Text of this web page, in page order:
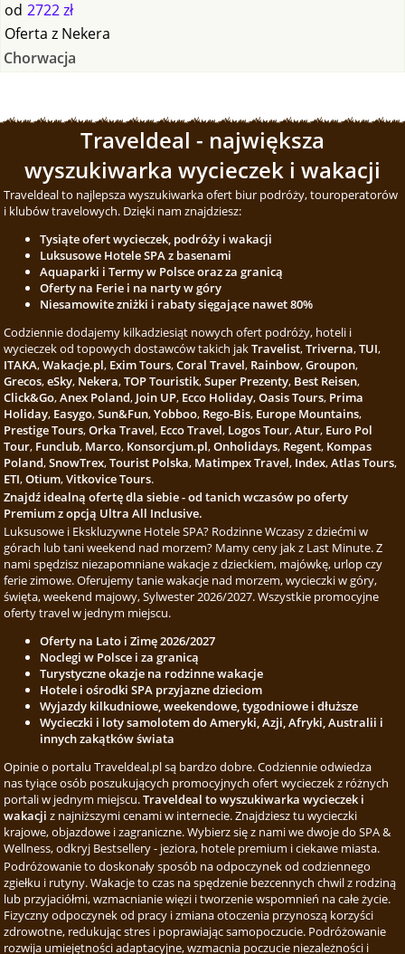
od 2722 zł
Oferta z Nekera
Chorwacja
Traveldeal - największa
wyszukiwarka wycieczek i wakacji
Traveldeal to najlepsza wyszukiwarka ofert biur podróży, touroperatorów
i klubów travelowych. Dzięki nam znajdziesz:
Tysiąte ofert wycieczek, podróży i wakacji
Luksusowe Hotele SPA z basenami
Aquaparki i Termy w Polsce oraz za granicą
Oferty na Ferie i na narty w góry
Niesamowite zniżki i rabaty sięgające nawet 80%
Codziennie dodajemy kilkadziesiąt nowych ofert podróży, hoteli i
wycieczek od topowych dostawców takich jakTravelist,Triverna,TUI,
ITAKA,Wakacje.pl, Exim Tours,Coral Travel, Rainbow,Groupon,
Grecos,eSky, Nekera,TOP Touristik,Super Prezenty, Best Reisen,
Click&Go,Anex Poland, Join UP, Ecco Holiday,Oasis Tours, Prima
Holiday, Easygo,Sun&Fun,Yobboo, Rego-Bis, Europe Mountains,
Prestige Tours,Orka Travel, Ecco Travel, Logos Tour,Atur, Euro Pol
Tour, Funclub, Marco, Konsorcjum.pl,Onholidays, Regent, Kompas
Poland,SnowTrex,Tourist Polska, Matimpex Travel, Index,Atlas Tours,
ETI,Otium,Vitkovice Tours.
Znajdź idealną ofertę dla siebie - od tanich wczasów po oferty
Premium z opcją Ultra All Inclusive.
Luksusowe i Ekskluzywne Hotele SPA? Rodzinne Wczasy z dziećmi w
górach lub tani weekend nad morzem? Mamy ceny jak z Last Minute. Z
nami spędzisz niezapomniane wakacje z dzieckiem, majówkę, urlop czy
ferie zimowe. Oferujemy tanie wakacje nad morzem, wycieczki w góry,
święta, weekend majowy, Sylwester 2026/2027. Wszystkie promocyjne
oferty travel w jednym miejscu.
Oferty na Lato i Zimę 2026/2027
Noclegi w Polsce i za granicą
Turystyczne okazje na rodzinne wakacje
Hotele i ośrodki SPA przyjazne dzieciom
Wyjazdy kilkudniowe, weekendowe, tygodniowe i dłuższe
Wycieczki i loty samolotem do Ameryki, Azji, Afryki, Australii i
innych zakątków świata
Opinie o portalu Traveldeal.pl są bardzo dobre. Codziennie odwiedza
nas tyiące osób poszukujących promocyjnych ofert wycieczek z różnych
portali w jednym miejscu.Traveldeal to wyszukiwarka wycieczek i
wakacji z najniższymi cenami w internecie. Znajdziesz tu wycieczki
krajowe, objazdowe i zagraniczne. Wybierz się z nami we dwoje do SPA &
Wellness, odkryj Bestsellery - jeziora, hotele premium i ciekawe miasta.
Podróżowanie to doskonały sposób na odpoczynek od codziennego
zgiełku i rutyny. Wakacje to czas na spędzenie bezcennych chwil z rodziną
lub przyjaciółmi, wzmacnianie więzi i tworzenie wspomnień na całe życie.
Fizyczny odpoczynek od pracy i zmiana otoczenia przynoszą korzyści
zdrowotne, redukując stres i poprawiając samopoczucie. Podróżowanie
rozwija umiejętności adaptacyjne, wzmacnia poczucie niezależności i